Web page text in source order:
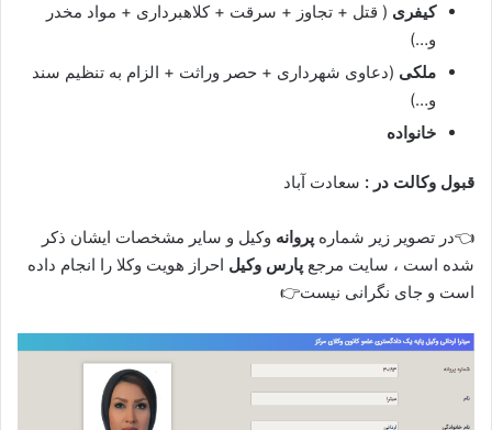
کیفری ( قتل + تجاوز + سرقت + کلاهبرداری + مواد مخدر
و…)
ملکی (دعاوی شهرداری + حصر وراثت + الزام به تنظیم سند
و…)
خانواده
قبول وکالت در : سعادت آباد
👈در تصویر زیر شماره پروانه وکیل و سایر مشخصات ایشان ذکر
شده است ، سایت مرجع پارس وکیل احراز هویت وکلا را انجام داده
است و جای نگرانی نیست👉